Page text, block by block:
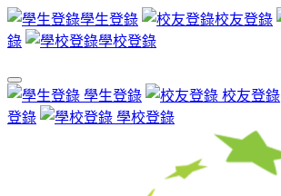
學生登錄 校友登錄
錄
學校登錄
學生登錄 校友登錄
登錄
學校登錄